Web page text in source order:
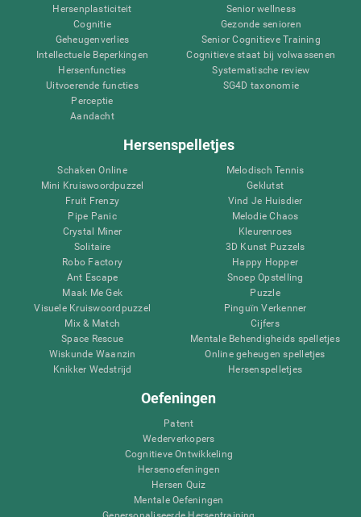
Hersenplasticiteit
Cognitie
Geheugenverlies
Intellectuele Beperkingen
Hersenfuncties
Uitvoerende functies
Perceptie
Aandacht
Senior wellness
Gezonde senioren
Senior Cognitieve Training
Cognitieve staat bij volwassenen
Systematische review
SG4D taxonomie
Hersenspelletjes
Schaken Online
Mini Kruiswoordpuzzel
Fruit Frenzy
Pipe Panic
Crystal Miner
Solitaire
Robo Factory
Ant Escape
Maak Me Gek
Visuele Kruiswoordpuzzel
Mix & Match
Space Rescue
Wiskunde Waanzin
Knikker Wedstrijd
Melodisch Tennis
Geklutst
Vind Je Huisdier
Melodie Chaos
Kleurenroes
3D Kunst Puzzels
Happy Hopper
Snoep Opstelling
Puzzle
Pinguïn Verkenner
Cijfers
Mentale Behendigheids spelletjes
Online geheugen spelletjes
Hersenspelletjes
Oefeningen
Patent
Wederverkopers
Cognitieve Ontwikkeling
Hersenoefeningen
Hersen Quiz
Mentale Oefeningen